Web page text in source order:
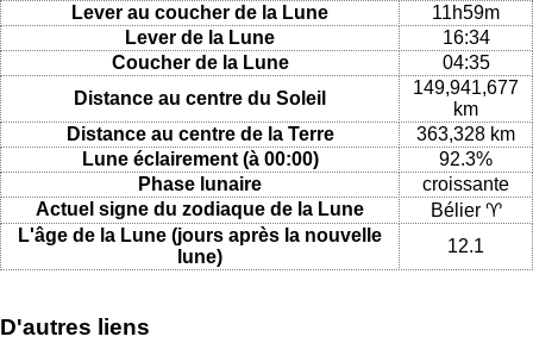
Lever au coucher de la Lune
11h59m
Lever de la Lune
16:34
Coucher de la Lune
04:35
Distance au centre du Soleil
149,941,677
km
Distance au centre de la Terre
363,328 km
Lune éclairement (à 00:00)
92.3%
Phase lunaire
croissante
Actuel signe du zodiaque de la Lune
Bélier ♈
L'âge de la Lune (jours après la nouvelle
lune)
12.1
D'autres liens